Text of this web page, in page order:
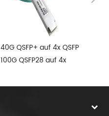
40G QSFP+ auf 4x QSFP
100G QSFP28 auf 4x
Kabel AOC QSFP+